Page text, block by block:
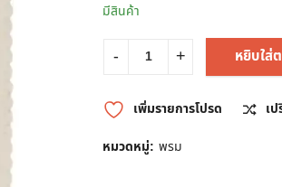
มีสินค้า
หยิบใส่
เพิ่มรายการโปรด
เ
หมวดหมู่: พรม